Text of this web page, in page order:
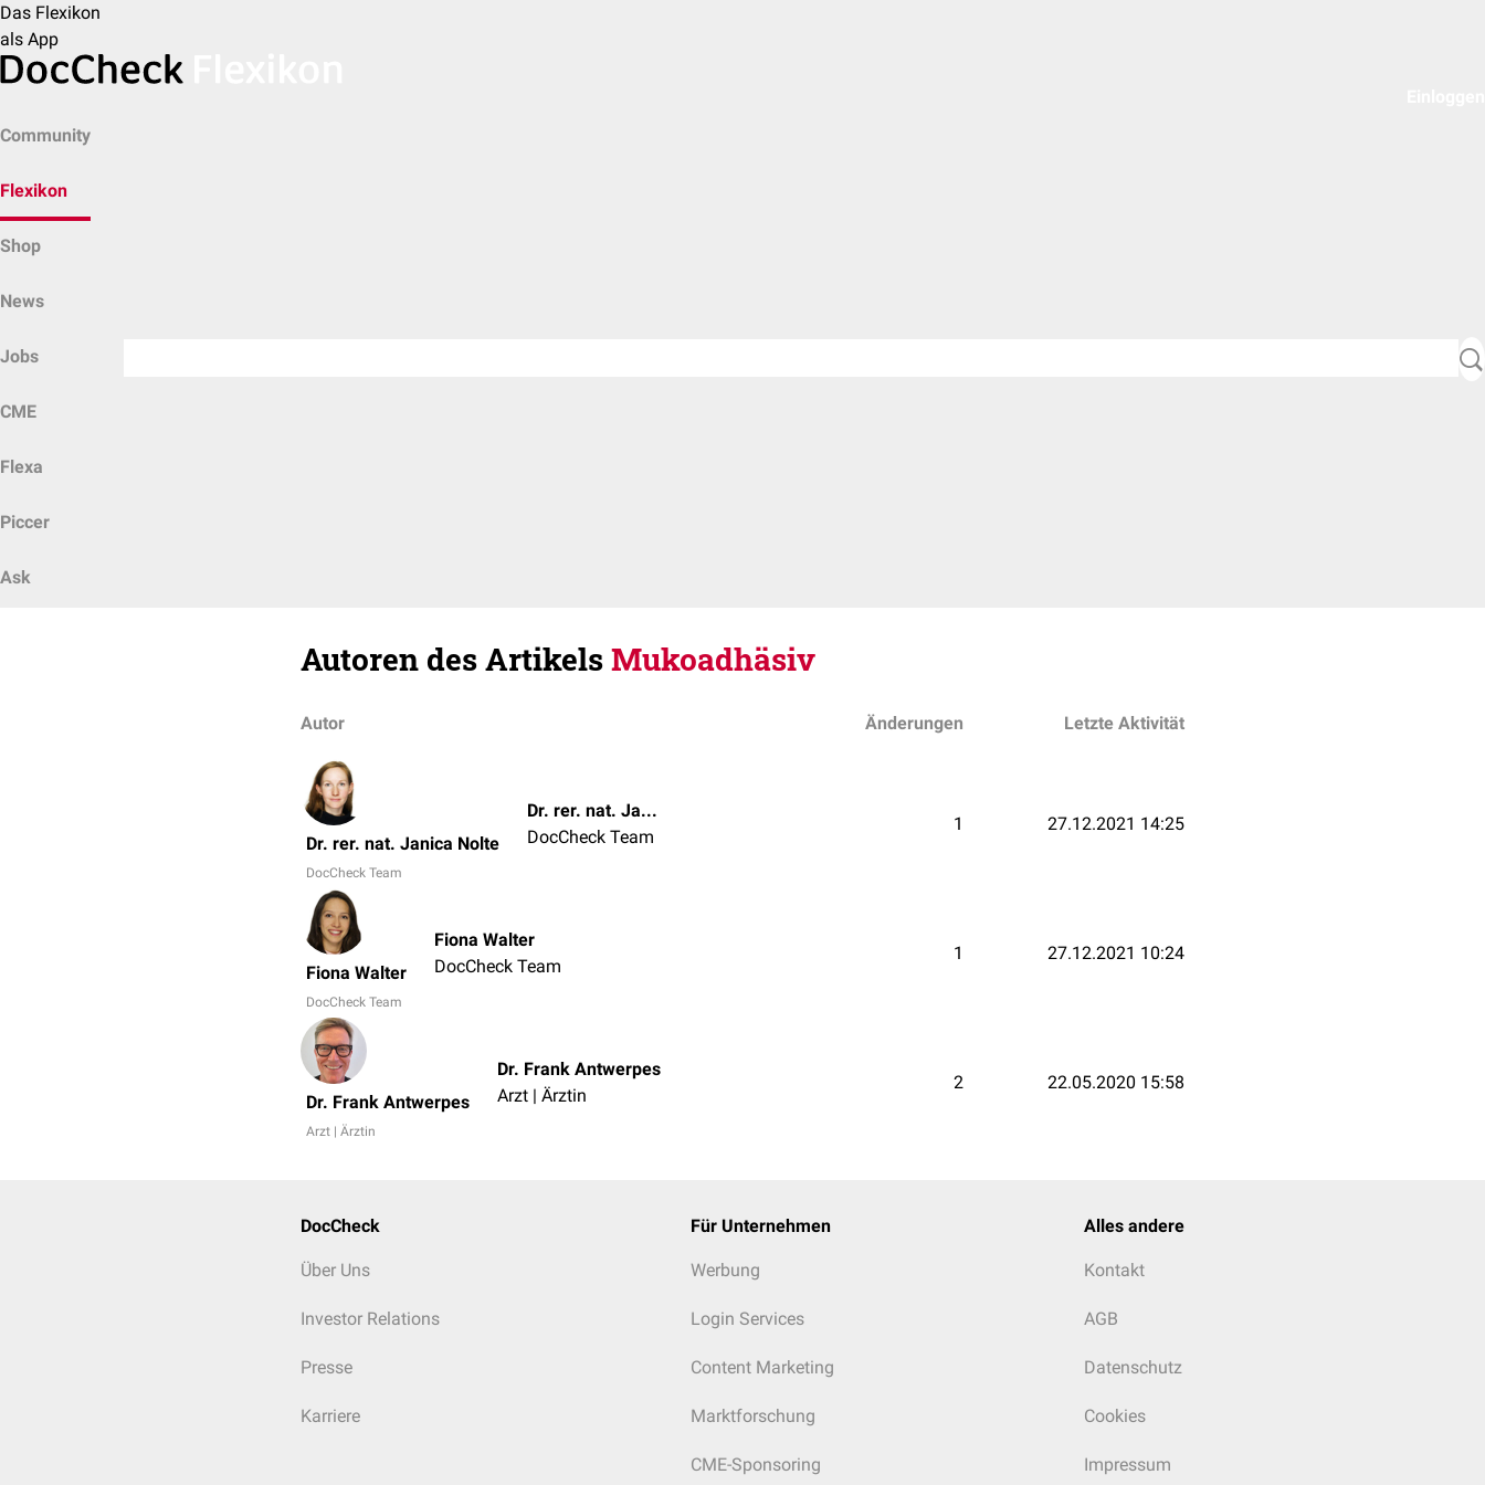
Das Flexikon
als App
Community
Flexikon
Shop
News
Jobs
CME
Flexa
Piccer
Ask
Autoren des ArtikelsMukoadhäsiv
Autor Änderungen Letzte Aktivität
Dr. rer. nat. Janica Nolte
DocCheck Team
Dr. rer. nat. Janica Nolte
DocCheck Team
1 27.12.2021 14:25
Fiona Walter
DocCheck Team
Fiona Walter
DocCheck Team
1 27.12.2021 10:24
Dr. Frank Antwerpes
Arzt | Ärztin
Dr. Frank Antwerpes
Arzt | Ärztin
2 22.05.2020 15:58
DocCheck
Über Uns
Investor Relations
Presse
Karriere
Für Unternehmen
Werbung
Login Services
Content Marketing
Marktforschung
CME-Sponsoring
Alles andere
Kontakt
AGB
Datenschutz
Cookies
Impressum